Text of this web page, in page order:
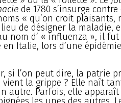
de 1780 s’insurge
« qu’on croit plaisants,
de désigner la maladie,
nom d’ « influenza », il
Italie, lors d’une
si l’on peut dire, la patrie
vient la grippe ? Elle naît
autre. Parfois, elle